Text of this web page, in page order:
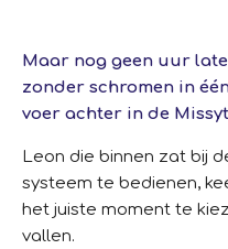
Maar nog geen uur
zonder schromen in
voer achter in de
Leon die binnen zat bij
systeem te bedienen,
het juiste moment te
vallen.